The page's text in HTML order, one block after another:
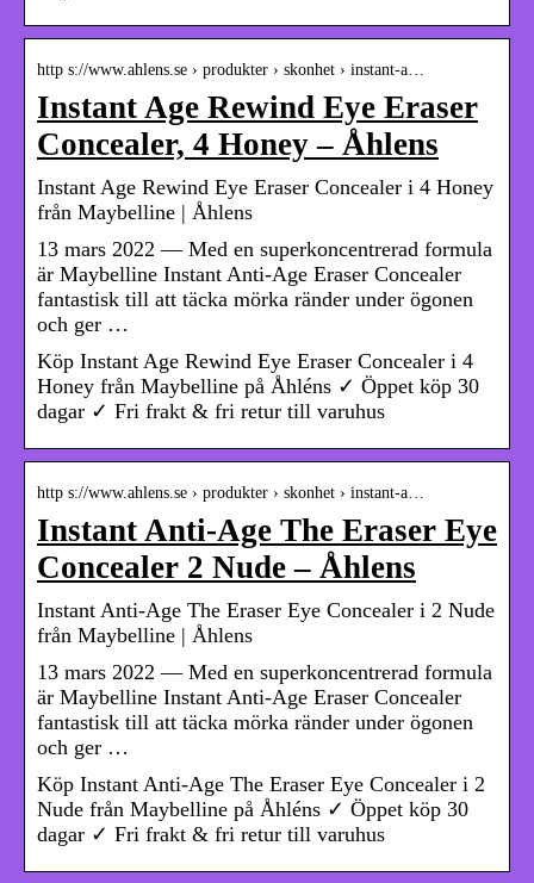
http s://www.ahlens.se › produkter › skonhet › instant-a…
Instant Age Rewind Eye Eraser
Concealer, 4 Honey – Åhlens
Instant Age Rewind Eye Eraser Concealer i 4 Honey
från Maybelline | Åhlens
13 mars 2022 — Med en superkoncentrerad formula
är Maybelline Instant Anti-Age Eraser Concealer
fantastisk till att täcka mörka ränder under ögonen
och ger …
Köp Instant Age Rewind Eye Eraser Concealer i 4
Honey från Maybelline på Åhléns ✓ Öppet köp 30
dagar ✓ Fri frakt & fri retur till varuhus
http s://www.ahlens.se › produkter › skonhet › instant-a…
Instant Anti-Age The Eraser Eye
Concealer 2 Nude – Åhlens
Instant Anti-Age The Eraser Eye Concealer i 2 Nude
från Maybelline | Åhlens
13 mars 2022 — Med en superkoncentrerad formula
är Maybelline Instant Anti-Age Eraser Concealer
fantastisk till att täcka mörka ränder under ögonen
och ger …
Köp Instant Anti-Age The Eraser Eye Concealer i 2
Nude från Maybelline på Åhléns ✓ Öppet köp 30
dagar ✓ Fri frakt & fri retur till varuhus